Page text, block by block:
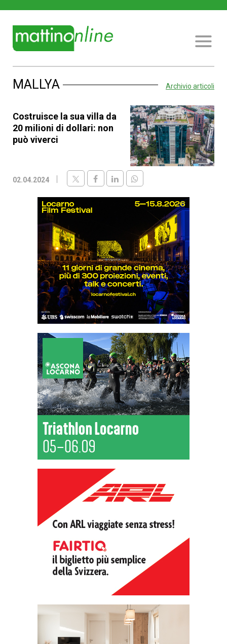
MALLYA Archivio articoli
Costruisce la sua villa da
20 milioni di dollari: non
può viverci
02.04.2024